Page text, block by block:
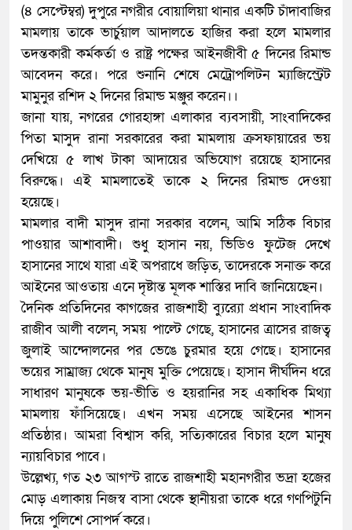
(৪ সেপ্টেম্বর) দুপুরে নগরীর বোয়ালিয়া থানার একটি চাঁদাবাজির
মামলায় তাকে ভার্চুয়াল আদালতে হাজির করা হলে মামলার
তদন্তকারী কর্মকর্তা ও রাষ্ট্র পক্ষের আইনজীবী ৫ দিনের রিমান্ড
আবেদন করে। পরে শুনানি শেষে মেট্রোপলিটন ম্যাজিস্ট্রেট
মামুনুর রশিদ ২ দিনের রিমান্ড মঞ্জুর করেন।।
জানা যায়, নগরের গোরহাঙ্গা এলাকার ব্যবসায়ী, সাংবাদিকের
পিতা মাসুদ রানা সরকারের করা মামলায় ক্রসফায়ারের ভয়
দেখিয়ে ৫ লাখ টাকা আদায়ের অভিযোগ রয়েছে হাসানের
বিরুদ্ধে। এই মামলাতেই তাকে ২ দিনের রিমান্ড দেওয়া
হয়েছে।
মামলার বাদী মাসুদ রানা সরকার বলেন, আমি সঠিক বিচার
পাওয়ার আশাবাদী। শুধু হাসান নয়, ভিডিও ফুটেজ দেখে
হাসানের সাথে যারা এই অপরাধে জড়িত, তাদেরকে সনাক্ত করে
আইনের আওতায় এনে দৃষ্টান্ত মূলক শাস্তির দাবি জানিয়েছেন।
দৈনিক প্রতিদিনের কাগজের রাজশাহী ব্যুর‌্যো প্রধান সাংবাদিক
রাজীব আলী বলেন, সময় পাল্টে গেছে, হাসানের ত্রাসের রাজত্ব
জুলাই আন্দোলনের পর ভেঙে চুরমার হয়ে গেছে। হাসানের
ভয়ের সাম্রাজ্য থেকে মানুষ মুক্তি পেয়েছে। হাসান দীর্ঘদিন ধরে
সাধারণ মানুষকে ভয়-ভীতি ও হয়রানির সহ একাধিক মিথ্যা
মামলায় ফাঁসিয়েছে। এখন সময় এসেছে আইনের শাসন
প্রতিষ্ঠার। আমরা বিশ্বাস করি, সত্যিকারের বিচার হলে মানুষ
ন্যায়বিচার পাবে।
উল্লেখ্য, গত ২৩ আগস্ট রাতে রাজশাহী মহানগরীর ভদ্রা হজের
মোড় এলাকায় নিজস্ব বাসা থেকে স্থানীয়রা তাকে ধরে গণপিটুনি
দিয়ে পুলিশে সোপর্দ করে।